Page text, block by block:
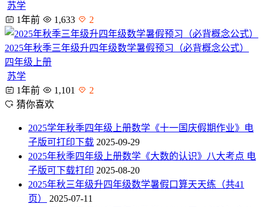
苏学
1年前
1,633 2
2025年秋季三年级升四年级数学暑假预习（必背概念公式）
四年级上册
苏学
1年前
1,101
2
猜你喜欢
2025学年秋季四年级上册数学《十一国庆假期作业》电
子版可打印下载 2025-09-29
2025年秋季四年级上册数学《大数的认识》八大考点 电
子版可下载打印 2025-08-20
2025年秋三年级升四年级数学暑假口算天天练（共41
页）
2025-07-11